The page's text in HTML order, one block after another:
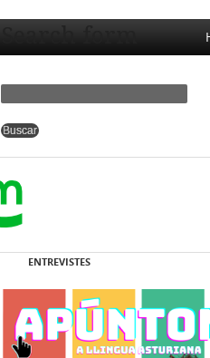
Search form
ENTREVISTES